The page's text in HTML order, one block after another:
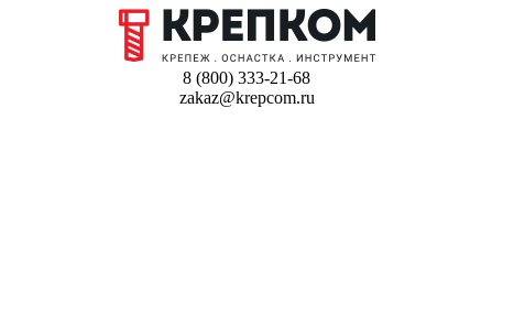
8 (800) 333-21-68
zakaz@krepcom.ru